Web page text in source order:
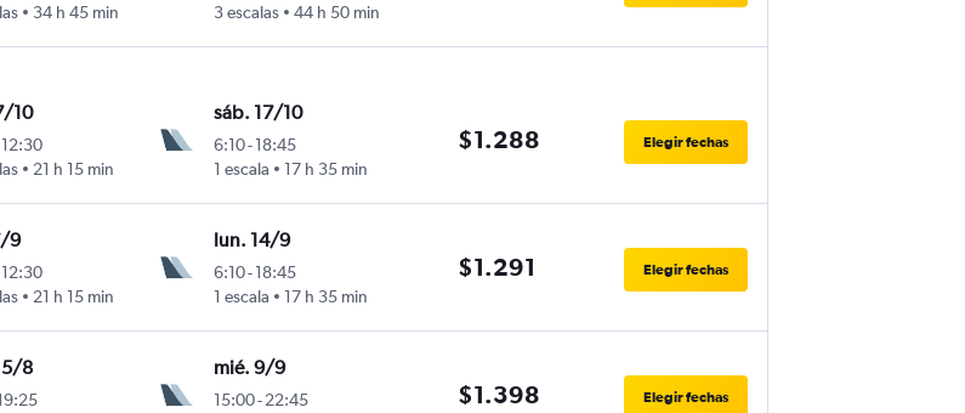
34 h 45 min
3 escalas
44 h 50 min
10
12:30
21 h 15 min
sáb. 17/10
6:10-18:45
1 escala
17 h 35 min
$1.288 Elegir fechas
9
12:30
21 h 15 min
lun. 14/9
6:10-18:45
1 escala
17 h 35 min
$1.291 Elegir fechas
8 mié. 9/9
15:00-22:45
$1.398 Elegir fechas